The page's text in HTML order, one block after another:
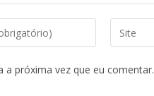
a próxima vez que eu comentar.